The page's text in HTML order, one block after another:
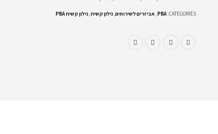
CATEGORIES:
PBA
,אביזרים לשירותים,נילון קשיח,נילון קשיח PBA